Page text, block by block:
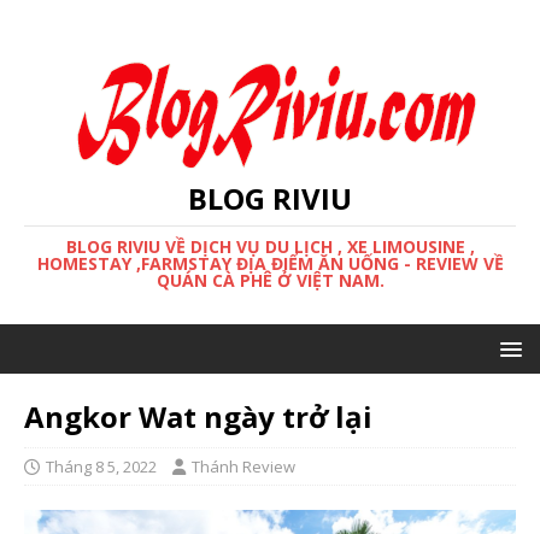
BLOG RIVIU
BLOG RIVIU VỀ DỊCH VỤ DU LỊCH , XE LIMOUSINE ,
HOMESTAY ,FARMSTAY ĐỊA ĐIỂM ĂN UỐNG - REVIEW VỀ
QUÁN CÀ PHÊ Ở VIỆT NAM.
Angkor Wat ngày trở lại
Tháng 8 5, 2022 Thánh Review